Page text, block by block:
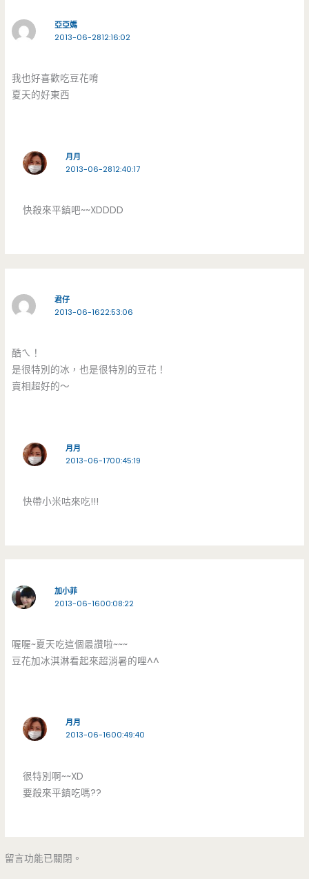
亞亞媽
2013-06-2812:16:02
我也好喜歡吃豆花唷
夏天的好東西
月月
2013-06-2812:40:17
快殺來平鎮吧~~XDDDD
君仔
2013-06-1622:53:06
酷ㄟ！
是很特別的冰，也是很特別的豆花！
賣相超好的〜
月月
2013-06-1700:45:19
快帶小米咕來吃!!!
加小菲
2013-06-1600:08:22
喔喔~夏天吃這個最讚啦~~~
豆花加冰淇淋看起來超消暑的哩^^
月月
2013-06-1600:49:40
很特別啊~~XD
要殺來平鎮吃嗎??
留言功能已關閉。